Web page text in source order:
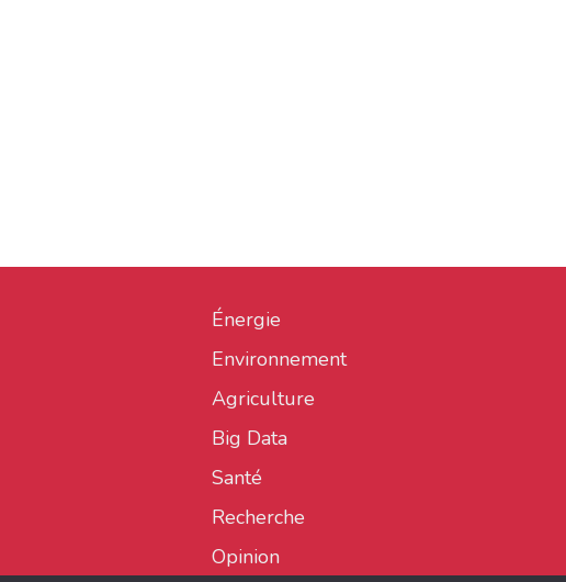
Énergie
Environnement
Agriculture
Big Data
Santé
Recherche
Opinion